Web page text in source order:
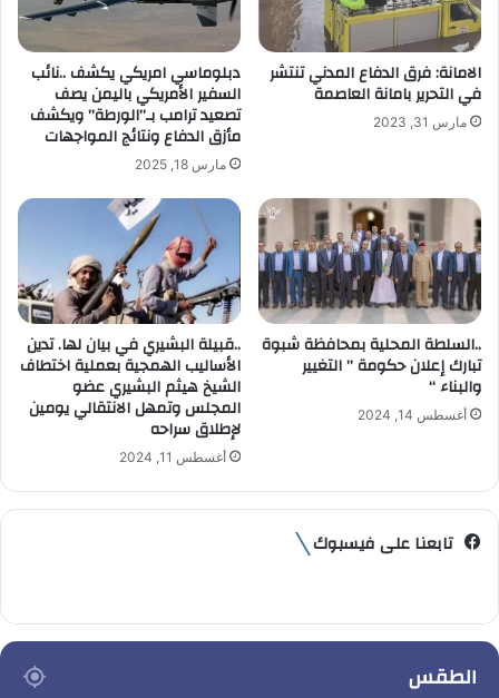
ل
ك
ر
و
ن
الامانة: فرق الدفاع المدني تنتشر
في التحرير بامانة العاصمة
مارس 31, 2023
دبلوماسي امريكي يكشف ..نائب
السفير الأمريكي باليمن يصف
تصعيد ترامب بـ”الورطة” ويكشف
مأزق الدفاع ونتائج المواجهات
مارس 18, 2025
..السلطة المحلية بمحافظة شبوة
تبارك إعلان حكومة ” التغيير
والبناء “
أغسطس 14, 2024
..قبيلة البشيري في بيان لها. تدين
الأساليب الهمجية بعملية اختطاف
الشيخ هيثم البشيري عضو
المجلس وتمهل الانتقالي يومين
لإطلاق سراحه
أغسطس 11, 2024
تابعنا على فيسبوك
الطقس